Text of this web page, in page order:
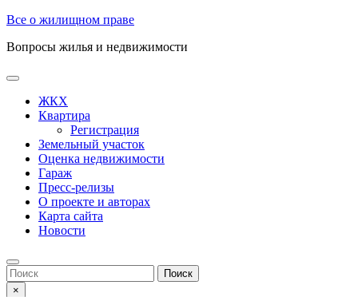
Skip
content
Все о жилищном праве
Вопросы жилья и недвижимости
Open
ButtonЖКХ
Квартира
Регистрация
Земельный участок
Оценка недвижимости
Гараж
Пресс-релизы
О проекте и авторах
Карта сайта
Новости
Close
Button
Search
for:
×